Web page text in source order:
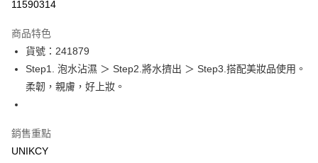
LINE Pay
Apple Pay
悠遊付
Google Pay
11590314
商品特色
貨號：241879
Step1. 泡水沾濕 ＞ Step2.將水擠出 ＞ Step3.搭配美妝品使用。
柔韌，親膚，好上妝。
銷售重點
UNIKCY